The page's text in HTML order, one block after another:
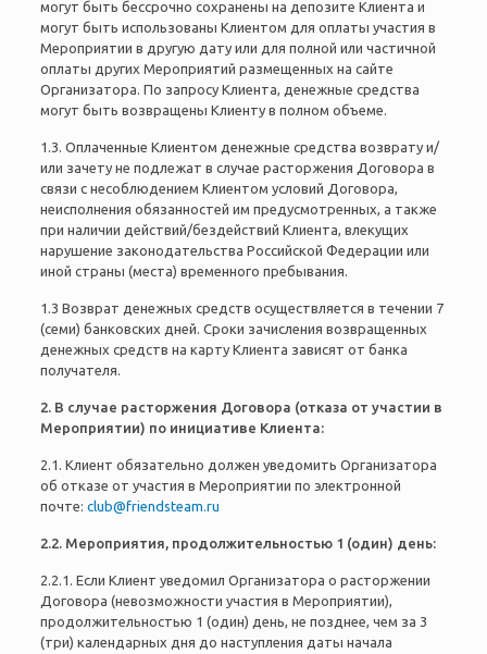
могут быть бессрочно сохранены на депозите Клиента и
могут быть использованы Клиентом для оплаты участия в
Мероприятии в другую дату или для полной или частичной
оплаты других Мероприятий размещенных на сайте
Организатора. По запросу Клиента, денежные средства
могут быть возвращены Клиенту в полном объеме.
1.3. Оплаченные Клиентом денежные средства возврату и/
или зачету не подлежат в случае расторжения Договора в
связи с несоблюдением Клиентом условий Договора,
неисполнения обязанностей им предусмотренных, а также
при наличии действий/бездействий Клиента, влекущих
нарушение законодательства Российской Федерации или
иной страны (места) временного пребывания.
1.3 Возврат денежных средств осуществляется в течении 7
(семи) банковских дней. Сроки зачисления возвращенных
денежных средств на карту Клиента зависят от банка
получателя.
2. В случае расторжения Договора (отказа от участии в
Мероприятии) по инициативе Клиента:
2.1. Клиент обязательно должен уведомить Организатора
об отказе от участия в Мероприятии по электронной
почте: club@friendsteam.ru
2.2. Мероприятия, продолжительностью 1 (один) день:
2.2.1. Если Клиент уведомил Организатора о расторжении
Договора (невозможности участия в Мероприятии),
продолжительностью 1 (один) день, не позднее, чем за 3
(три) календарных дня до наступления даты начала